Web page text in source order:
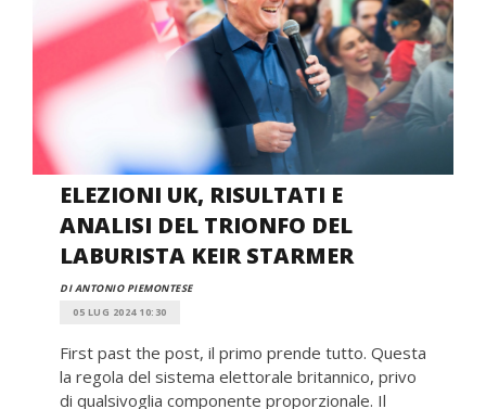
ELEZIONI UK, RISULTATI E
ANALISI DEL TRIONFO DEL
LABURISTA KEIR STARMER
DI ANTONIO PIEMONTESE
05 LUG 2024 10:30
First past the post, il primo prende tutto. Questa
la regola del sistema elettorale britannico, privo
di qualsivoglia componente proporzionale. Il